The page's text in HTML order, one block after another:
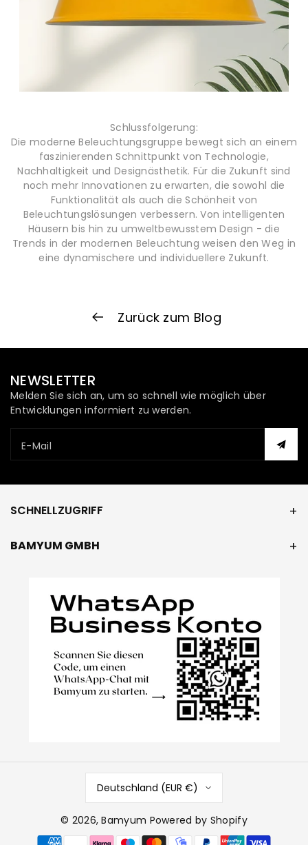
Schlussfolgerung:
Die moderne Beleuchtungsgruppe bewegt sich an einem
faszinierenden Schnittpunkt von Technologie,
Nachhaltigkeit und Designästhetik. Für die Zukunft sind
noch mehr Innovationen zu erwarten, die sowohl die
Funktionalität als auch die Schönheit von
Beleuchtungslösungen verbessern. Von intelligenten
Häusern bis hin zu umweltbewusstem Design - die
Trends in der modernen Beleuchtung weisen den Weg in
eine dynamischere und individuellere Zukunft.
Zurück zum Blog
NEWSLETTER
Melden Sie sich an, um so schnell wie möglich über
Entwicklungen informiert zu werden.
E-Mail
SCHNELLZUGRIFF
BAMYUM GMBH
Deutschland (EUR €)
© 2026,Bamyum Powered by Shopify
Zahlungsmethoden